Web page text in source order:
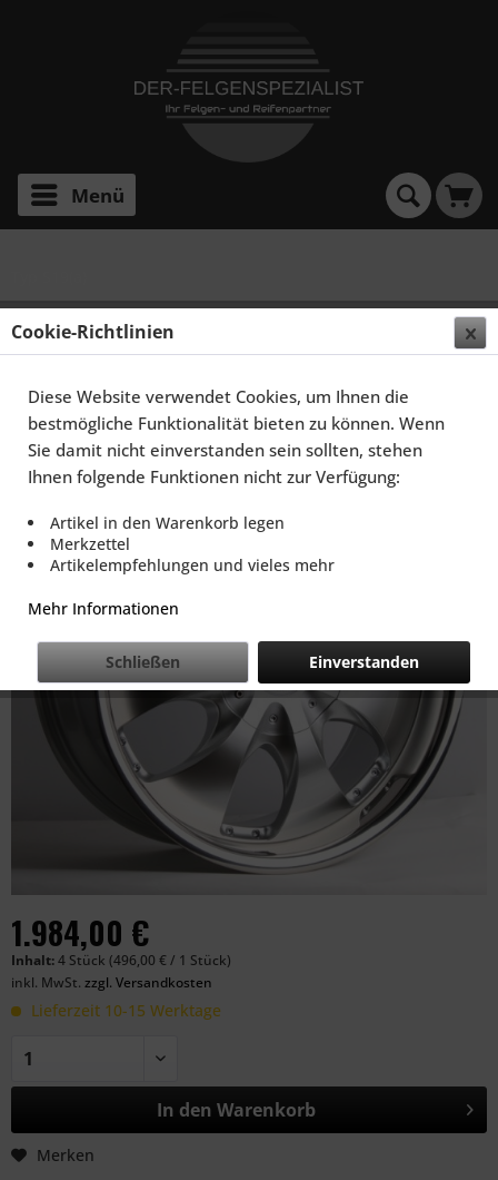
Menü
SCHMIDT FELGEN 20 ZOLL RHINO FÜR LEXUS GS
MKIII GS300, GS430 TYP S16, HIGHGLOSS SILBER
1.984,00 €
Inhalt:4 Stück (496,00 € / 1 Stück)
inkl. MwSt. zzgl. Versandkosten
Lieferzeit 10-15 Werktage
In den Warenkorb
Merken
Cookie-Richtlinien
Diese Website verwendet Cookies, um Ihnen die
bestmögliche Funktionalität bieten zu können. Wenn
Sie damit nicht einverstanden sein sollten, stehen
Ihnen folgende Funktionen nicht zur Verfügung:
Artikel in den Warenkorb legen
Merkzettel
Artikelempfehlungen und vieles mehr
Mehr Informationen
Einverstanden
Schließen